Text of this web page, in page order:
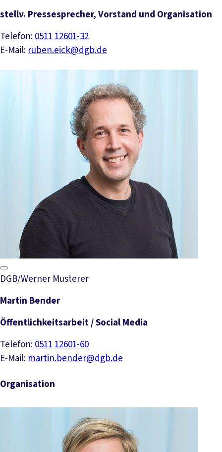
stellv. Pressesprecher, Vorstand und Organisation
Telefon:0511 12601-32
E-Mail:ruben.eick@dgb.de
DGB/Werner Musterer
Martin Bender
Öffentlichkeitsarbeit / Social Media
Telefon:0511 12601-60
E-Mail:martin.bender@dgb.de
Organisation